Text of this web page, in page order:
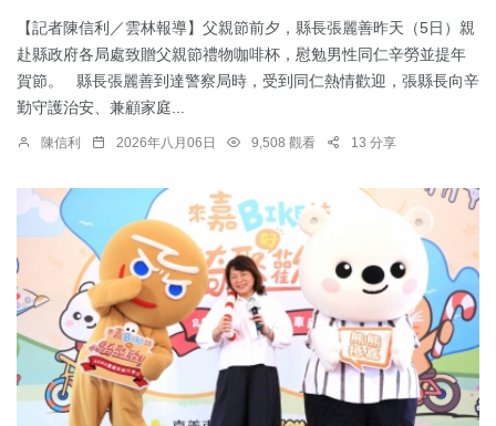
【記者陳信利／雲林報導】父親節前夕，縣長張麗善昨天（5日）親
赴縣政府各局處致贈父親節禮物咖啡杯，慰勉男性同仁辛勞並提年
賀節。 縣長張麗善到達警察局時，受到同仁熱情歡迎，張縣長向辛
勤守護治安、兼顧家庭...
陳信利 2026年八月06日 9,508 觀看 13 分享